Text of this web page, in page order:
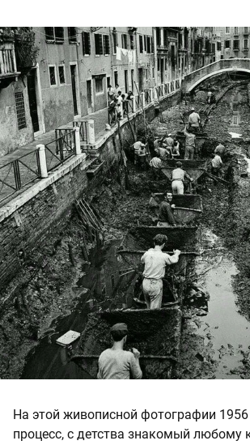
На этой живописной фотографии
процесс, с детства знакомый любому